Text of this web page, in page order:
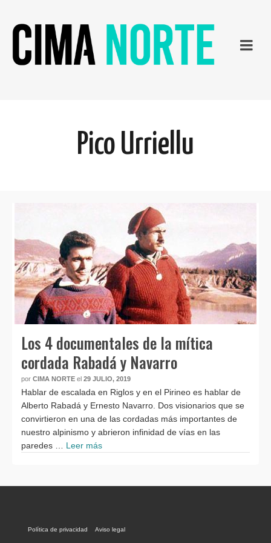
Pico Urriellu
Los 4 documentales de la mítica
cordada Rabadá y Navarro
por CIMA NORTE el 29 JULIO, 2019
Hablar de escalada en Riglos y en el Pirineo es hablar de
Alberto Rabadá y Ernesto Navarro. Dos visionarios que se
convirtieron en una de las cordadas más importantes de
nuestro alpinismo y abrieron infinidad de vías en las
paredes … Leer más
Política de privacidad Aviso legal